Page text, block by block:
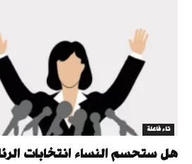
تاء فاعلة
هل ستحسم النساء انتخابات